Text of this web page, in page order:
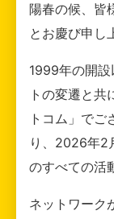
陽春の候、皆
とお慶び申し
1999年の開
トの変遷と
トコム」でご
り、2026年2
のすべての活
ネットワーク